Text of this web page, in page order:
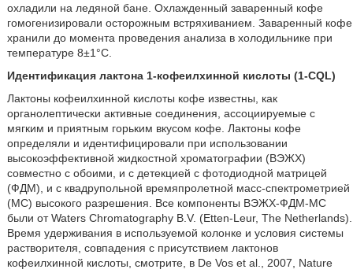
охладили на ледяной бане. Охлажденный заваренный кофе
гомогенизировали осторожным встряхиванием. Заваренный кофе
хранили до момента проведения анализа в холодильнике при
температуре 8±1°C.
Идентификация лактона 1-кофеилхинной кислоты (1-CQL)
Лактоны кофеилхинной кислоты кофе известны, как
органолептически активные соединения, ассоциируемые с
мягким и приятным горьким вкусом кофе. Лактоны кофе
определяли и идентифицировали при использовании
высокоэффективной жидкостной хроматографии (ВЭЖХ)
совместно с обоими, и с детекцией с фотодиодной матрицей
(ФДМ), и с квадрупольной времяпролетной масс-спектрометрией
(МС) высокого разрешения. Все компоненты ВЭЖХ-ФДМ-МС
были от Waters Chromatography B.V. (Etten-Leur, The Netherlands).
Время удерживания в используемой колонке и условия системы
растворителя, совпадения с присутствием лактонов
кофеилхинной кислоты, смотрите, в De Vos et al., 2007, Nature